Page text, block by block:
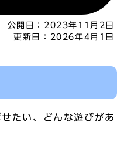
公開日： 2023年11月2日
更新日：
2026年4月1日
たい、どんな遊びがあ